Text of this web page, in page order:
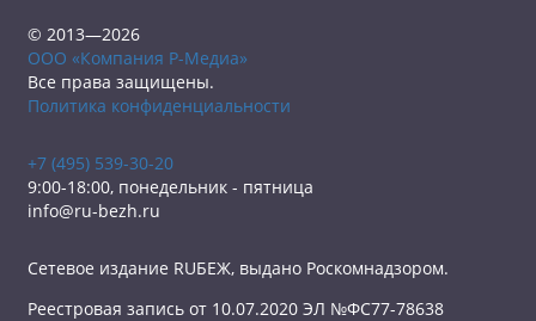
© 2013—2026
ООО «Компания Р-Медиа»
Все права защищены.
Политика конфиденциальности
+7 (495) 539-30-20
9:00-18:00, понедельник - пятница
info@ru-bezh.ru
Сетевое издание RUБЕЖ, выдано Роскомнадзором.
Реестровая запись от 10.07.2020 ЭЛ №ФС77-78638